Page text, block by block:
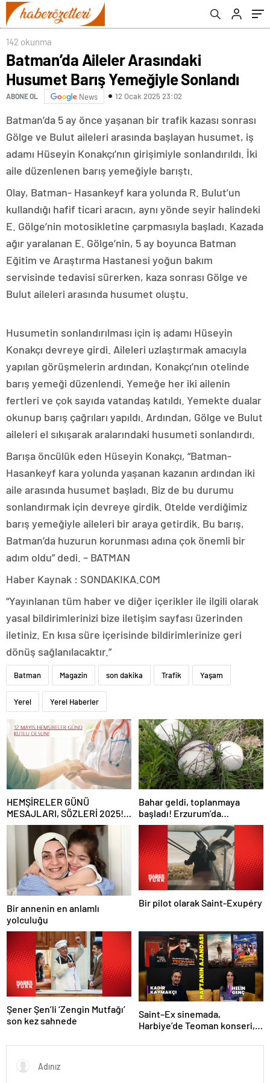
142 okunma
Batman’da Aileler Arasındaki
Husumet Barış Yemeğiyle Sonlandı
ABONE OL News 12 Ocak 2025 23:02
Batman’da 5 ay önce yaşanan bir trafik kazası sonrası
Gölge ve Bulut aileleri arasında başlayan husumet, iş
adamı Hüseyin Konakçı’nın girişimiyle sonlandırıldı. İki
aile düzenlenen barış yemeğiyle barıştı.
Olay, Batman- Hasankeyf kara yolunda R. Bulut’un
kullandığı hafif ticari aracın, aynı yönde seyir halindeki
E. Gölge’nin motosikletine çarpmasıyla başladı. Kazada
ağır yaralanan E. Gölge’nin, 5 ay boyunca Batman
Eğitim ve Araştırma Hastanesi yoğun bakım
servisinde tedavisi sürerken, kaza sonrası Gölge ve
Bulut aileleri arasında husumet oluştu.
Husumetin sonlandırılması için iş adamı Hüseyin
Konakçı devreye girdi. Aileleri uzlaştırmak amacıyla
yapılan görüşmelerin ardından, Konakçı’nın otelinde
barış yemeği düzenlendi. Yemeğe her iki ailenin
fertleri ve çok sayıda vatandaş katıldı. Yemekte dualar
okunup barış çağrıları yapıldı. Ardından, Gölge ve Bulut
aileleri el sıkışarak aralarındaki husumeti sonlandırdı.
Barışa öncülük eden Hüseyin Konakçı, “Batman-
Hasankeyf kara yolunda yaşanan kazanın ardından iki
aile arasında husumet başladı. Biz de bu durumu
sonlandırmak için devreye girdik. Otelde verdiğimiz
barış yemeğiyle aileleri bir araya getirdik. Bu barış,
Batman’da huzurun korunması adına çok önemli bir
adım oldu” dedi. – BATMAN
Haber Kaynak : SONDAKIKA.COM
“Yayınlanan tüm haber ve diğer içerikler ile ilgili olarak
yasal bildirimlerinizi bize iletişim sayfası üzerinden
iletiniz. En kısa süre içerisinde bildirimlerinize geri
dönüş sağlanılacaktır.”
Batman Magazin son dakika Trafik Yaşam
Yerel Yerel Haberler
HEMŞİRELER GÜNÜ
MESAJLARI, SÖZLERİ 2025!
Sevgiliye, arkadaşa, eşe
anlamlı, resimli Hemşireler
Günü ile ilgili sözler…
Bahar geldi, toplanmaya
başladı! Erzurum’da
vatandaşlara zehirli mantar
uyarısı: Ölümcül olabilir
Bir annenin en anlamlı
yolculuğu
Bir pilot olarak Saint-Exupéry
Şener Şen’li ‘Zengin Mutfağı’
son kez sahnede
Saint–Ex sinemada,
Harbiye’de Teoman konseri,
İşte kültür sanat ajandası